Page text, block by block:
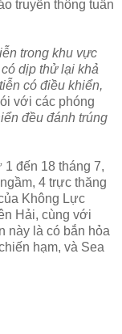
truyền thông tuần
trong khu vực
dịp thử lại khả
có điều khiển,
với các phóng
đều đánh trúng
1 đến 18 tháng 7,
4 trực thăng
Không Lực
Hải, cùng với
này là có bắn hỏa
hạm, và Sea